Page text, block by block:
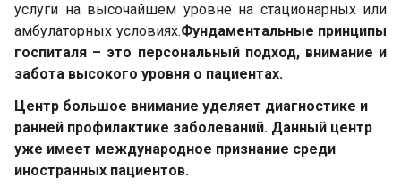
услуги на высочайшем уровне на стационарных или
амбулаторных условиях.Фундаментальные принципы
госпиталя – это персональный подход, внимание и
забота высокого уровня о пациентах.
Центр большое внимание уделяет диагностике и
ранней профилактике заболеваний. Данный центр
уже имеет международное признание среди
иностранных пациентов.